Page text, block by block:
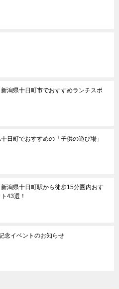
新潟県十日町市でおすすめランチスポ
十日町でおすすめの「子供の遊び場」
新潟県十日町駅から徒歩15分圏内おす
43選！
念イベントのお知らせ